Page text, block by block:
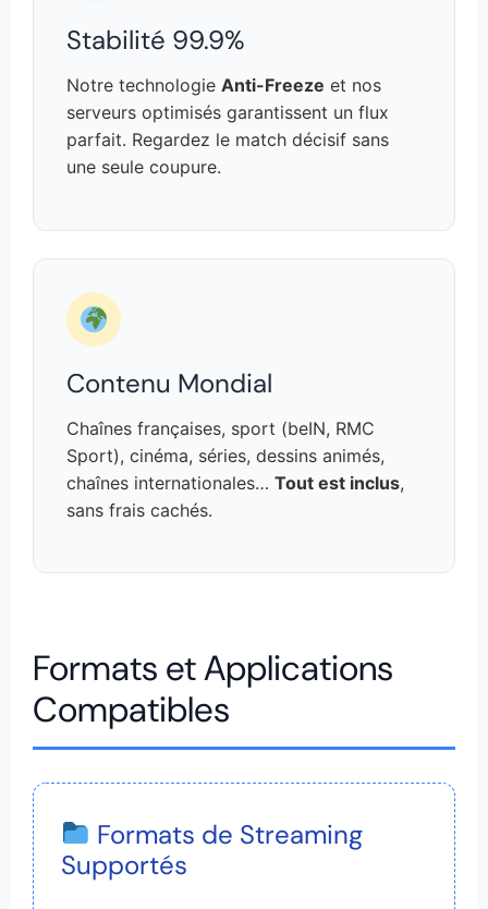
Stabilité 99.9%
Notre technologie Anti-Freeze et nos
serveurs optimisés garantissent un flux
parfait. Regardez le match décisif sans
une seule coupure.
Contenu Mondial
Chaînes françaises, sport (beIN, RMC
Sport), cinéma, séries, dessins animés,
chaînes internationales… Tout est inclus,
sans frais cachés.
Formats et Applications
Compatibles
Formats de Streaming
Supportés